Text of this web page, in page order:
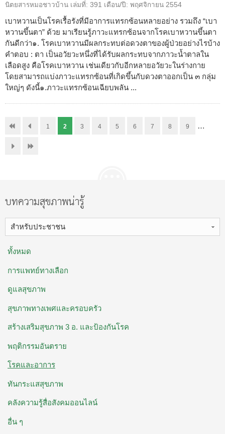
นิตยสารหมอชาวบ้าน เล่มที่: 391 เดือน/ปี: พฤศจิกายน 2554
เบาหวานเป็นโรคเรื้อรังที่มีอาการแทรกซ้อนหลายอย่าง รวมถึง “เบา
หวานขึ้นตา” ด้วย มาเรียนรู้ภาวะแทรกซ้อนจากโรคเบาหวานขึ้นตา
กันดีกว่า๑. โรคเบาหวานมีผลกระทบต่อดวงตาของผู้ป่วยอย่างไรบ้าง
คำตอบ : ตา เป็นอวัยวะหนึ่งที่ได้รับผลกระทบจากภาวะน้ำตาลใน
เลือดสูง คือโรคเบาหวาน เช่นเดียวกับอีกหลายอวัยวะในร่างกาย
โดยสามารถแบ่งภาวะแทรกซ้อนที่เกิดขึ้นกับดวงตาออกเป็น ๓ กลุ่ม
ใหญ่ๆ ดังนี้๑.ภาวะแทรกซ้อนเฉียบพลัน ...
1 2 3 4 5 6 7 8 9 …
บทความสุขภาพน่ารู้
สำหรับประชาชน
ทั้งหมด
การแพทย์ทางเลือก
ดูแลสุขภาพ
สุขภาพทางเพศและครอบครัว
สร้างเสริมสุขภาพ 3 อ. ​และป้องกันโรค
พฤติกรรมอันตราย
โรคและอาการ
ทันกระแสสุขภาพ
คลังความรู้สื่อสังคมออนไลน์
อื่น ๆ